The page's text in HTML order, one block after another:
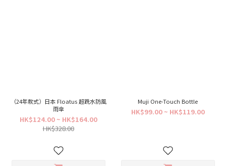
（24年款式）日本 Floatus 超跣水防風
雨傘
HK$124.00 ~ HK$164.00
HK$328.00
Muji One-Touch Bottle
HK$99.00 ~ HK$119.00